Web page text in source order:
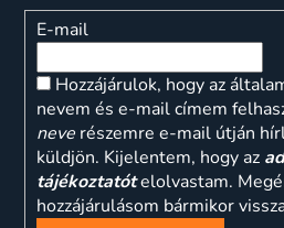
E-mail
Hozzájárulok, hogy az
nevem és e-mail címem
neve részemre e-mail útján
küldjön. Kijelentem, hogy az
tájékoztatótelolvastam.
hozzájárulásom bármikor